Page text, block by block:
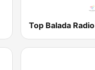
Top Balada Radio